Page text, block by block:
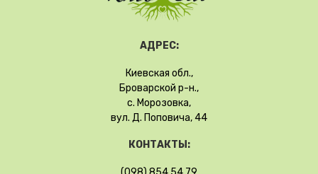
АДРЕС:
Киевская обл.,
Броварской р-н.,
с. Морозовка,
вул. Д. Поповича, 44
КОНТАКТЫ: